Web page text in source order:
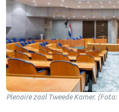
Plenaire zaal Tweede Kamer. (Foto: